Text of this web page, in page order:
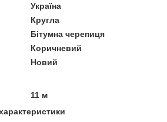
Україна
Кругла
Бітумна черепиця
Коричневий
Новий
11 м